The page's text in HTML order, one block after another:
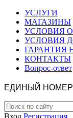
УСЛУГИ
МАГАЗИНЫ
УСЛОВИЯ
УСЛОВИЯ
ГАРАНТИЯ
КОНТАКТЫ
Вопрос-ответ
ЕДИНЫЙ
Вход Регистрация